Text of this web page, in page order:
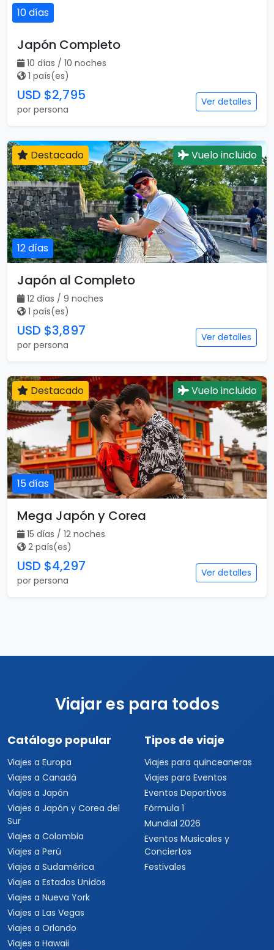
10 días
Japón Completo
10 días / 10 noches
1 país(es)
USD $2,795
por persona
Ver detalles
12 días
Destacado Vuelo incluido
Japón al Completo
12 días / 9 noches
1 país(es)
USD $3,897
por persona
Ver detalles
15 días
Destacado Vuelo incluido
Mega Japón y Corea
15 días / 12 noches
2 país(es)
USD $4,297
por persona
Ver detalles
Viajar es para todos
Catálogo popular
Viajes a Europa
Viajes a Canadá
Viajes a Japón
Viajes a Japón y Corea del
Sur
Viajes a Colombia
Viajes a Perú
Viajes a Sudamérica
Viajes a Estados Unidos
Viajes a Nueva York
Viajes a Las Vegas
Viajes a Orlando
Viajes a Hawaii
Tipos de viaje
Viajes para quinceaneras
Viajes para Eventos
Eventos Deportivos
Fórmula 1
Mundial 2026
Eventos Musicales y
Conciertos
Festivales